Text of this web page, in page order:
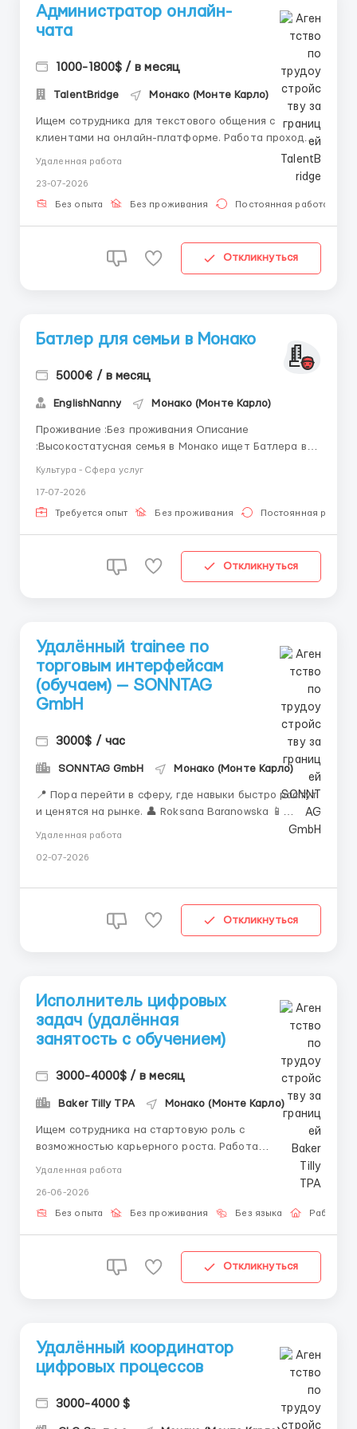
Администратор онлайн-
чата
1000-1800$ / в месяц
TalentBridge Монако (Монте Карло)
Ищем сотрудника для текстового общения с
клиентами на онлайн-платформе. Работа проходит
в спокойном режиме и не требует телефонных
пользователями, консультирование по простым
вопросам и работа по инструкциям. Рассматриваем
Удаленная работа
23-07-2026
Без опыта Без проживания Постоянная работа
Откликнуться
Батлер для семьи в Монако
5000€ / в месяц
EnglishNanny Монако (Монте Карло)
Проживание :Без проживания Описание
:Высокостатусная семья в Монако ищет Батлера в
традициях отелей Ritz Paris, George V Paris, Hôtel de
Paris Monaco или лучших ресторанов. Требования : -
Культура - Сфера услуг
17-07-2026
Требуется опыт Без проживания Постоянная работа
Откликнуться
Удалённый trainee по
торговым интерфейсам
(обучаем) — SONNTAG
GmbH
3000$ / час
SONNTAG GmbH Монако (Монте Карло)
📍 Пора перейти в сферу, где навыки быстро растут
и ценятся на рынке. 👤 Roksana Baranowska 📱
@HR_Roksana_B 🏢 О нас Международная команда
данным из разных континентов для создания
Удаленная работа
02-07-2026
Откликнуться
Исполнитель цифровых
задач (удалённая
занятость с обучением)
3000-4000$ / в месяц
Baker Tilly TPA Монако (Монте Карло)
Ищем сотрудника на стартовую роль с
возможностью карьерного роста. Работа
проводится в цифровом интерфейсе, согласно
шаблонам. Обучение полностью предоставляется
внутри проекта. Работа подойдёт тем, кто ценит
стабильность и развитие. Обязанности: Операции
Удаленная работа
26-06-2026
Без опыта Без проживания Без языка Работа
Откликнуться
Удалённый координатор
цифровых процессов
3000-4000 $